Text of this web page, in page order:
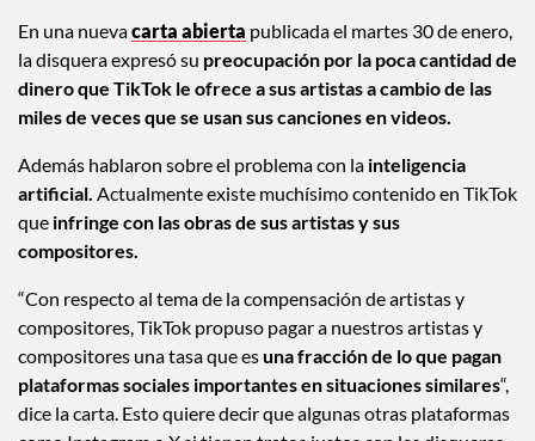
En una nuevacarta abierta publicada el martes 30 de enero,
la disquera expresó su preocupación por la poca cantidad de
dinero que TikTok le ofrece a sus artistas a cambio de las
miles de veces que se usan sus canciones en videos.
Además hablaron sobre el problema con la inteligencia
artificial. Actualmente existe muchísimo contenido en TikTok
que infringe con las obras de sus artistas y sus
compositores.
“Con respecto al tema de la compensación de artistas y
compositores, TikTok propuso pagar a nuestros artistas y
compositores una tasa que esuna fracción de lo que pagan
plataformas sociales importantes en situaciones similares“,
dice la carta. Esto quiere decir que algunas otras plataformas